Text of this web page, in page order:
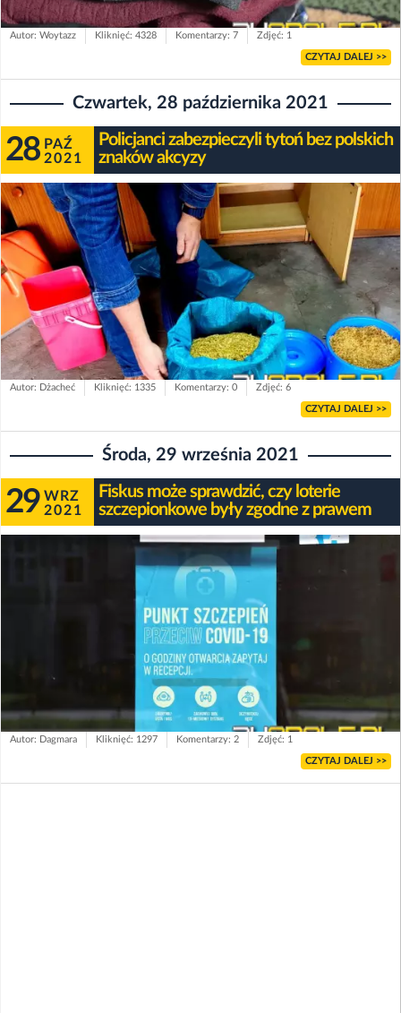
Autor: Woytazz Kliknięć: 4328 Komentarzy: 7 Zdjęć: 1
CZYTAJ DALEJ >>
Czwartek, 28 października 2021
28 PAŹ
2021
Policjanci zabezpieczyli tytoń bez polskich
znaków akcyzy
Autor: Dżacheć Kliknięć: 1335 Komentarzy: 0 Zdjęć: 6
CZYTAJ DALEJ >>
Środa, 29 września 2021
29 WRZ
2021
Fiskus może sprawdzić, czy loterie
szczepionkowe były zgodne z prawem
Autor: Dagmara Kliknięć: 1297 Komentarzy: 2 Zdjęć: 1
CZYTAJ DALEJ >>